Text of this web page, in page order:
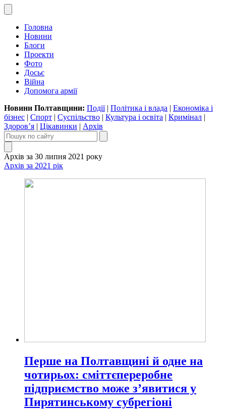
Головна
Новини
Блоги
Проекти
Фото
Досьє
Війна
Допомога армії
Новини Полтавщини: Події| Політика і влада | Економіка і
бізнес | Спорт | Суспільство | Культура і освіта | Кримінал |
Здоров’я | Цікавинки | Архів
Архів за 30 липня 2021 року
Архів за 2021 рік
Перше на Полтавщині й одне на
чотирьох: сміттєпереробне
підприємство може з’явитися у
Пирятинському субрегіоні